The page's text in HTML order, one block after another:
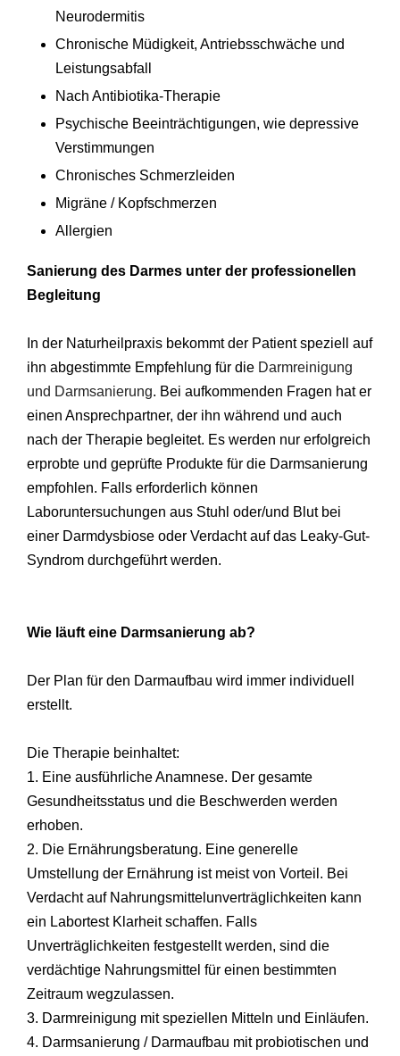
Neurodermitis
Chronische Müdigkeit, Antriebsschwäche und
Leistungsabfall
Nach Antibiotika-Therapie
Psychische Beeinträchtigungen, wie depressive
Verstimmungen
Chronisches Schmerzleiden
Migräne / Kopfschmerzen
Allergien
Sanierung des Darmes unter der professionellen
Begleitung
In der Naturheilpraxis bekommt der Patient speziell auf
ihn abgestimmte Empfehlung für die Darmreinigung
und Darmsanierung. Bei aufkommenden Fragen hat er
einen Ansprechpartner, der ihn während und auch
nach der Therapie begleitet. Es werden nur erfolgreich
erprobte und geprüfte Produkte für die Darmsanierung
empfohlen. Falls erforderlich können
Laboruntersuchungen aus Stuhl oder/und Blut bei
einer Darmdysbiose oder Verdacht auf das Leaky-Gut-
Syndrom durchgeführt werden.
Wie läuft eine Darmsanierung ab?
Der Plan für den Darmaufbau wird immer individuell
erstellt.
Die Therapie beinhaltet:
1. Eine ausführliche Anamnese. Der gesamte
Gesundheitsstatus und die Beschwerden werden
erhoben.
2. Die Ernährungsberatung. Eine generelle
Umstellung der Ernährung ist meist von Vorteil. Bei
Verdacht auf Nahrungsmittelunverträglichkeiten kann
ein Labortest Klarheit schaffen. Falls
Unverträglichkeiten festgestellt werden, sind die
verdächtige Nahrungsmittel für einen bestimmten
Zeitraum wegzulassen.
3. Darmreinigung mit speziellen Mitteln und Einläufen.
4. Darmsanierung / Darmaufbau mit probiotischen und